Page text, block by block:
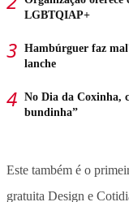
LGBTQIAP+
Hambúrguer faz
lanche
No Dia da Coxinha,
bundinha”
Este também é o
gratuita Design e